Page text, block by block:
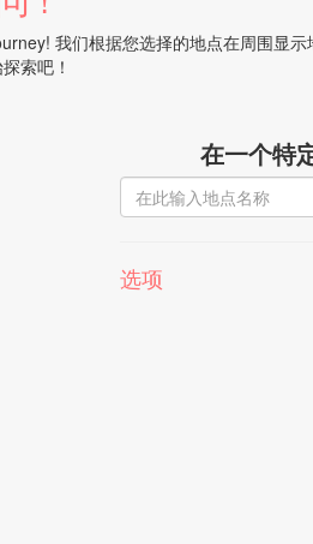
我们根据您选择的地点在周围显
索吧！
在一个特
选项